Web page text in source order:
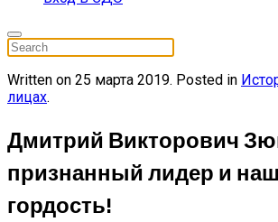
Written on 25 марта 2019. Posted in
лицах.
Дмитрий Викторович
признанный лидер и
гордость!